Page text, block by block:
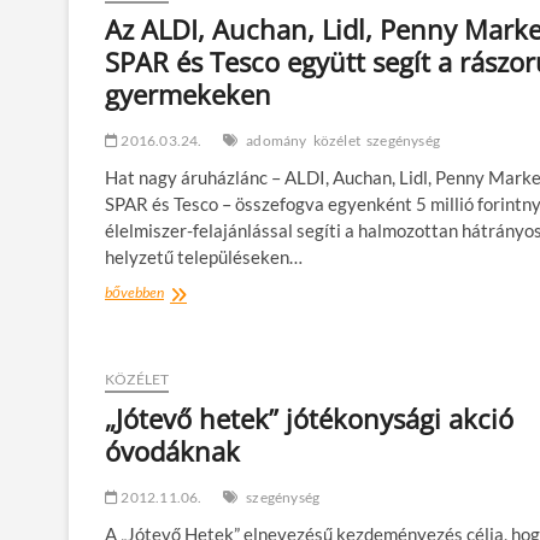
Az ALDI, Auchan, Lidl, Penny
SPAR és Tesco együtt segít a
gyermekeken
2016.03.24. adomány közélet szegénység
Hat nagy áruházlánc – ALDI, Auchan, Lidl, Penny
SPAR és Tesco – összefogva egyenként 5 millió
élelmiszer-felajánlással segíti a halmozottan hátrányos
helyzetű településeken…
bővebbenAz
Penny
SPAR
és
Tesco
segít
a
KÖZÉLET
„Jótevő hetek” jótékonysági akció
óvodáknak
2012.11.06. szegénység
A „Jótevő Hetek” elnevezésű kezdeményezés célja,